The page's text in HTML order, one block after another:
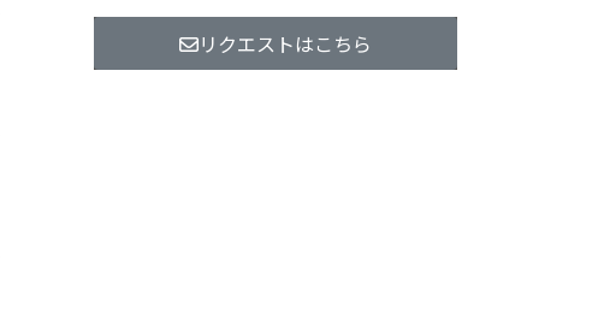
リクエストはこちら